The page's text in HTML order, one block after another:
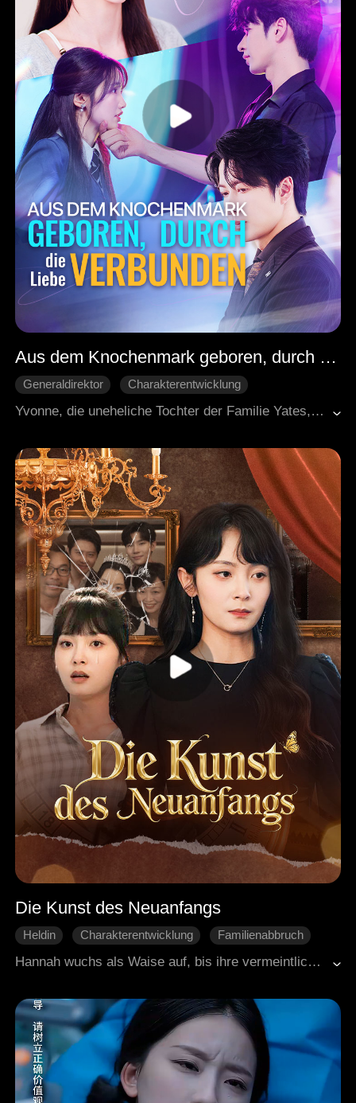
Aus dem Knochenmark geboren, durch die Liebe verbunden
Generaldirektor
Charakterentwicklung
Moderne Liebesgeschichten
Yvonne, die uneheliche Tochter der Familie Yates, wurde gezwungen, sich von ihrem Freund zu trennen und mit Trevor, dem Verlobten ihrer Schwester Scarlett, ein Kind zu bekommen – um Scarlett, die an Leukämie litt, eine Knochenmarkspende zu ermöglichen. Unter dem massiven Druck ihrer Familie fügte sich Yvonne diesem Arrangement. Anfangs war ihre Beziehung zu Trevor kalt und distanziert, doch mit der Zeit wuchsen Gefühle zwischen ihnen. Wie ein Wolf, der sich in seine Beute verliebt, oder ein Lamm, das sich zu seinem Jäger hingezogen fühlt, war ihre Liebe kompliziert und zum Scheitern verurteilt. Gefangen zwischen Leidenschaft und moralischem Konflikt, stehen sie nun einer ungewissen Zukunft gegenüber.
Die Kunst des Neuanfangs
Heldin Charakterentwicklung
Familienabbruch
Hannah wuchs als Waise auf, bis ihre vermeintliche Familie sie aufnahm. Doch statt Liebe erwarteten sie Intrigen der falschen Erbin Connie, die Hannah ins Verderben stürzte. Nach ihrem Tod erwacht sie mit zweiter Chance: Diesmal vertraut sie niemandem außer ihrem Wissen aus dem früheren Leben. Auf Flohmärkten entdeckt sie wertvolle Antiquitäten und schafft die Grundlage für ihren eigenen Geschäftserfolg. Wird es Hannah gelingen, sich aus dem Netz der Lügen zu befreien und ihr Schicksal diesmal in die eigene Hand zu nehmen?